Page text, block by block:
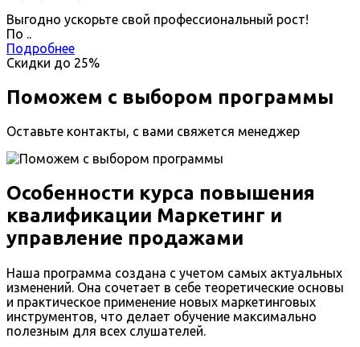
Выгодно ускорьте свой профессиональный рост!
По ..
Подробнее
Скидки до 25%
Поможем с выбором программы
Оставьте контакты, с вами свяжется менеджер
Особенности курса повышения
квалификации Маркетинг и
управление продажами
Наша программа создана с учетом самых актуальных
изменений. Она сочетает в себе теоретические основы
и практическое применение новых маркетинговых
инструментов, что делает обучение максимально
полезным для всех слушателей.